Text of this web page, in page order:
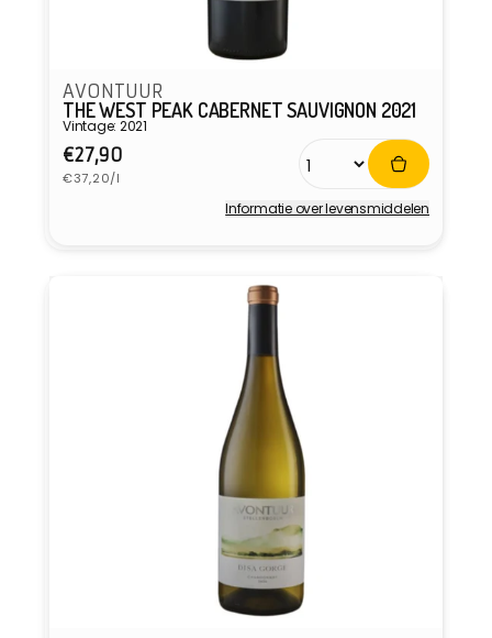
AVONTUUR
THE WEST PEAK CABERNET SAUVIGNON 2021
Vintage: 2021
Normale
prijs
€27,90
Eenheidsprijs
€37,20/l
Informatie over levensmiddelen